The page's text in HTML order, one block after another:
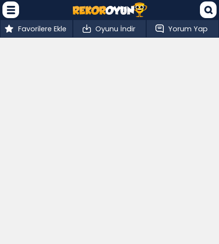
Favorilere Ekle Oyunu İndir Yorum Yap